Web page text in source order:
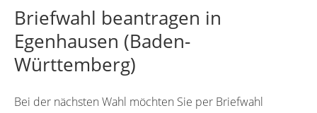
Briefwahl beantragen in
Egenhausen (Baden-
Württemberg)
Bei der nächsten Wahl möchten Sie per Briefwahl